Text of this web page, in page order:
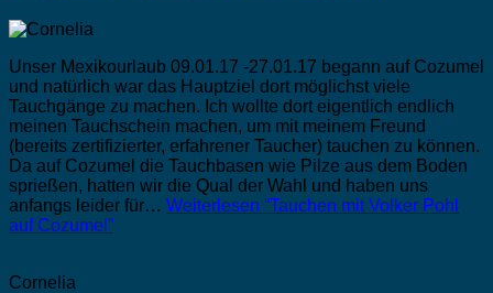
Unser Mexikourlaub 09.01.17 -27.01.17 begann auf Cozumel
und natürlich war das Hauptziel dort möglichst viele
Tauchgänge zu machen. Ich wollte dort eigentlich endlich
meinen Tauchschein machen, um mit meinem Freund
(bereits zertifizierter, erfahrener Taucher) tauchen zu können.
Da auf Cozumel die Tauchbasen wie Pilze aus dem Boden
sprießen, hatten wir die Qual der Wahl und haben uns
anfangs leider für… Weiterlesen “Tauchen mit Volker Pohl
auf Cozumel”
Cornelia